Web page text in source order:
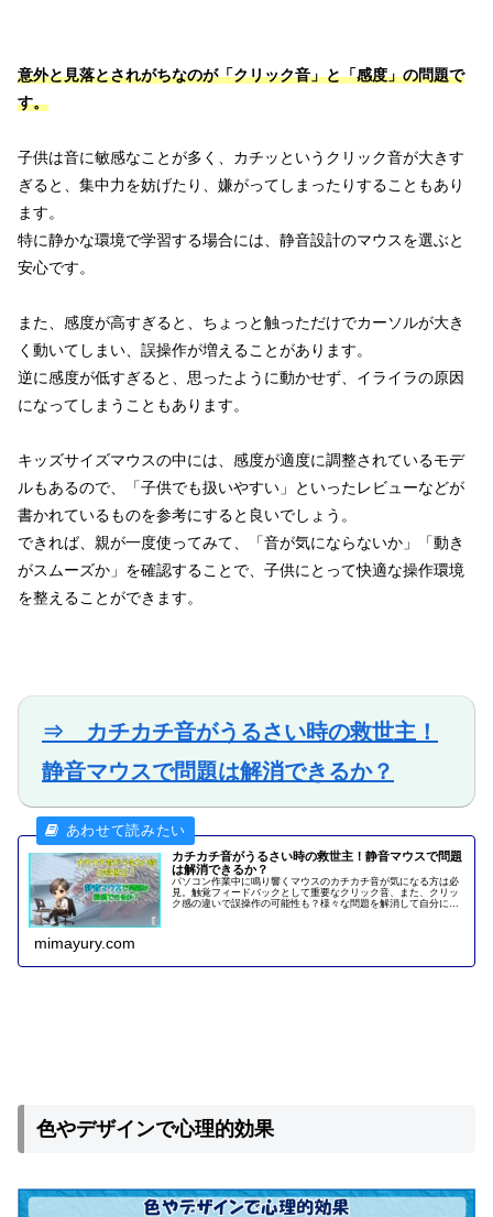
意外と見落とされがちなのが「クリック音」と「感度」の問題で
す。
子供は音に敏感なことが多く、カチッというクリック音が大きす
ぎると、集中力を妨げたり、嫌がってしまったりすることもあり
ます。
特に静かな環境で学習する場合には、静音設計のマウスを選ぶと
安心です。
また、感度が高すぎると、ちょっと触っただけでカーソルが大き
く動いてしまい、誤操作が増えることがあります。
逆に感度が低すぎると、思ったように動かせず、イライラの原因
になってしまうこともあります。
キッズサイズマウスの中には、感度が適度に調整されているモデ
ルもあるので、「子供でも扱いやすい」といったレビューなどが
書かれているものを参考にすると良いでしょう。
できれば、親が一度使ってみて、「音が気にならないか」「動き
がスムーズか」を確認することで、子供にとって快適な操作環境
を整えることができます。
⇒ カチカチ音がうるさい時の救世主！
静音マウスで問題は解消できるか？
カチカチ音がうるさい時の救世主！静音マウスで問題
は解消できるか？
パソコン作業中に鳴り響くマウスのカチカチ音が気になる方は必
見。触覚フィードバックとして重要なクリック音、また、クリッ
ク感の違いで誤操作の可能性も？様々な問題を解消して自分に合
mimayury.com
色やデザインで心理的効果